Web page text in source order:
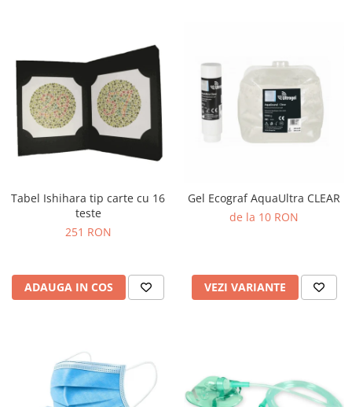
Tabel Ishihara tip carte cu 16
teste
251 RON
ADAUGA IN COS
Gel Ecograf AquaUltra CLEAR
de la 10 RON
VEZI VARIANTE